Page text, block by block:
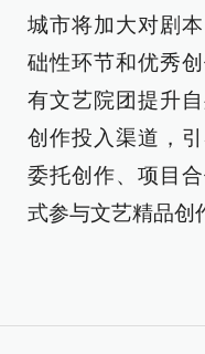
城市将加大对剧
础性环节和优秀
有文艺院团提升
创作投入渠道，
委托创作、项目
式参与文艺精品创